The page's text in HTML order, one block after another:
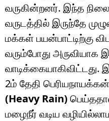
வருகின்றனர். இந்த
வருடத்தில் இருந்தே
மக்கள் பயன்பாட்டிற்கு
வரும்போது அருவியாக
2ம் தேதி
(Heavy Rain)
மழைநீர் வடிய